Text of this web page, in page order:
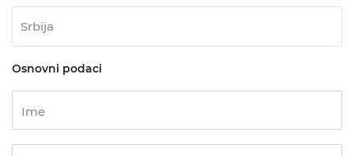
Srbija
Osnovni podaci
Ime